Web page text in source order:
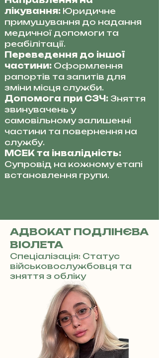
лікування: Юридичне
примушування до надання
медичної допомоги та
реабілітації.
Переведення до іншої
частини: Оформлення
рапортів та запитів для
зміни місця служби.
Допомога при СЗЧ: Зняття
звинувачень у
самовільному залишенні
частини та повернення на
службу.
МСЕК та інвалідність:
Супровід на кожному етапі
встановлення групи.
АДВОКАТ ПОДЛІНЄВА
ВІОЛЕТА
Спеціалізація: Статус
військовослужбовця та
зняття з обліку